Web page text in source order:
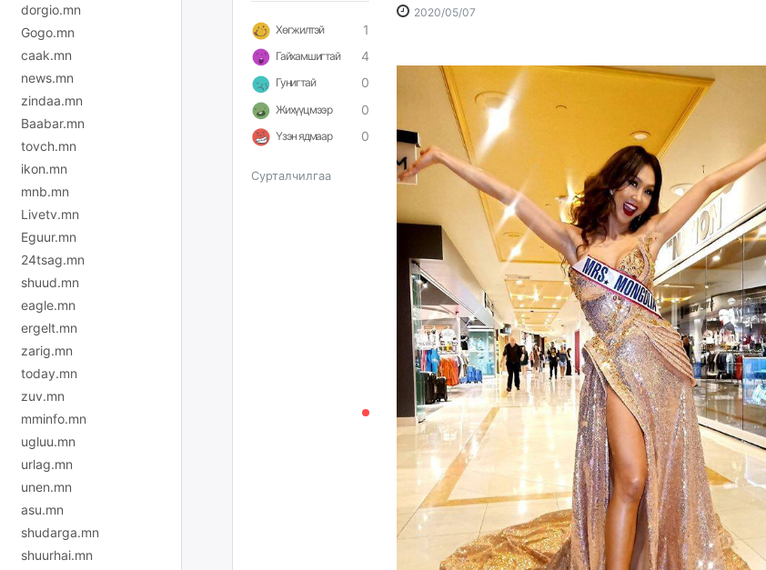
dorgio.mn
Gogo.mn
caak.mn
news.mn
zindaa.mn
Baabar.mn
tovch.mn
ikon.mn
mnb.mn
Livetv.mn
Eguur.mn
24tsag.mn
shuud.mn
eagle.mn
ergelt.mn
zarig.mn
today.mn
zuv.mn
mminfo.mn
ugluu.mn
urlag.mn
unen.mn
asu.mn
shudarga.mn
shuurhai.mn
Хөгжилтэй 1
Гайхамшигтай 4
Гунигтай 0
Жихүүцмээр 0
Үзэн ядмаар 0
Сурталчилгаа
2020/05/07
12:59:42
23:01:06